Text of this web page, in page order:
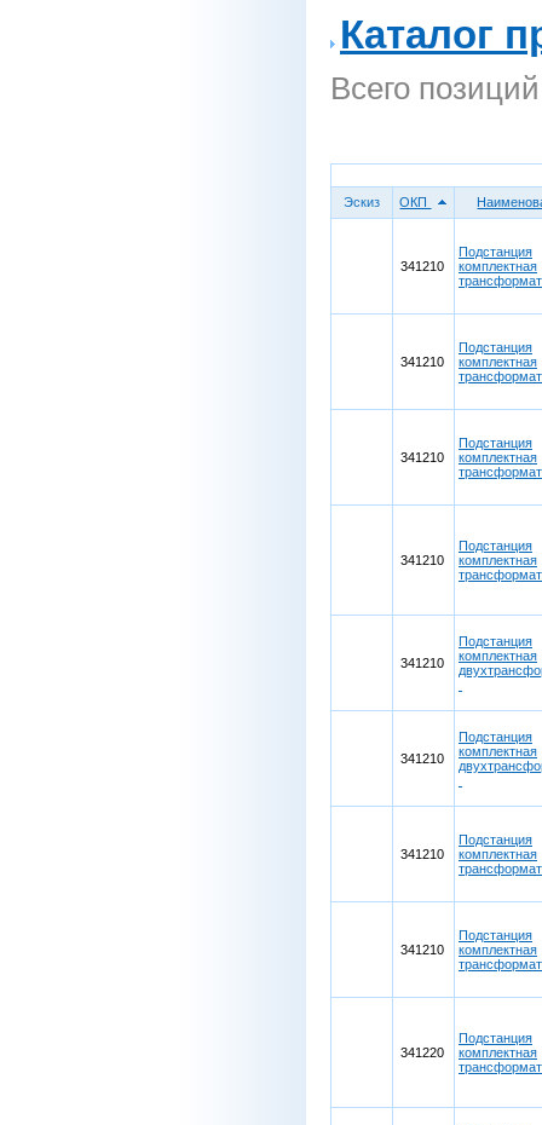
Каталог
Всего
Эскиз ОКП
341210
Подстанция
комплектная
341210
Подстанция
комплектная
341210
Подстанция
комплектная
341210
Подстанция
комплектная
341210
Подстанция
комплектная
341210
Подстанция
комплектная
341210
Подстанция
комплектная
341210
Подстанция
комплектная
341220
Подстанция
комплектная